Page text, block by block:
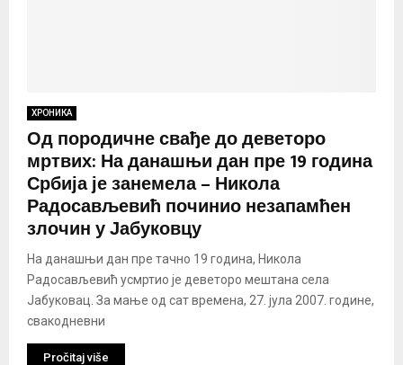
ХРОНИКА
Од породичне свађе до деветоро
мртвих: На данашњи дан пре 19 година
Србија је занемела – Никола
Радосављевић починио незапамћен
злочин у Јабуковцу
На данашњи дан пре тачно 19 година, Никола
Радосављевић усмртио је деветоро мештана села
Јабуковац. За мање од сат времена, 27. јула 2007. године,
свакодневни
Pročitaj više